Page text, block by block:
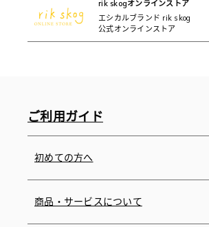
rik skogオンラインストア
エシカルブランド rik skog
公式オンラインストア
ご利用ガイド
初めての方へ
商品・サービスについて